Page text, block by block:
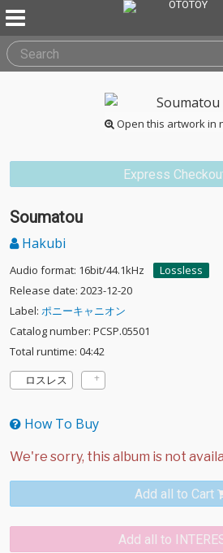
Open this artwork in
Express
Soumatou
Hakubi
Audio format: 16bit/44.1kHz
Lossless
Release date: 2023-12-20
Label: ポニーキャニオン
Catalog number: PCSP.05501
Total runtime: 04:42
ロスレス
How To Buy
Add all to Cart
Add all to